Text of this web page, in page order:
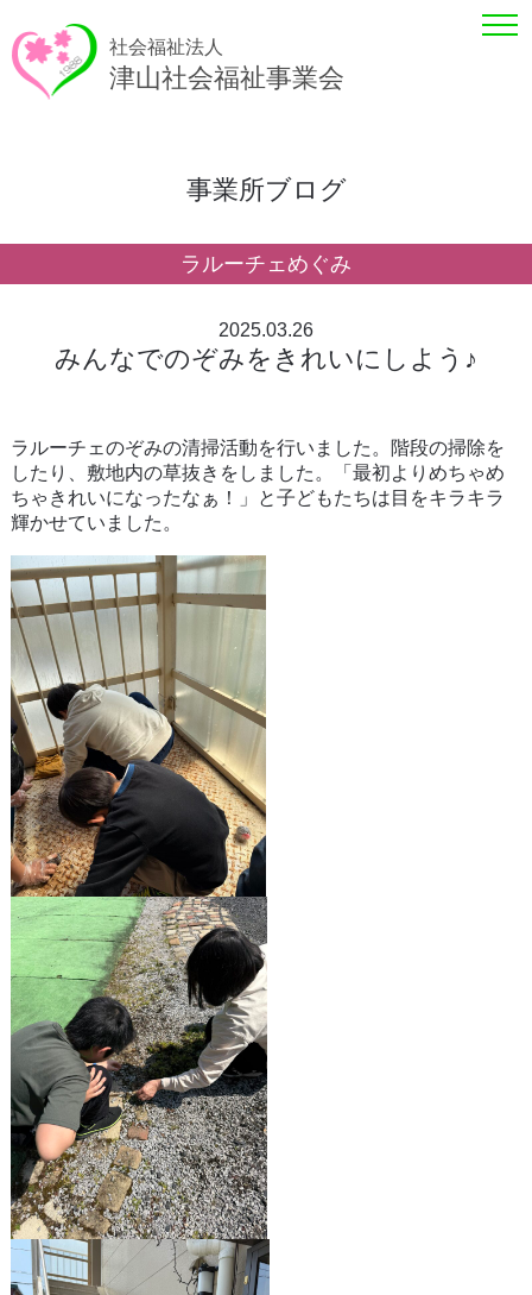
社会福祉法人
津山社会福祉事業会
事業所ブログ
ラルーチェめぐみ
2025.03.26
みんなでのぞみをきれいにしよう♪
ラルーチェのぞみの清掃活動を行いました。階段の掃除を
したり、敷地内の草抜きをしました。「最初よりめちゃめ
ちゃきれいになったなぁ！」と子どもたちは目をキラキラ
輝かせていました。